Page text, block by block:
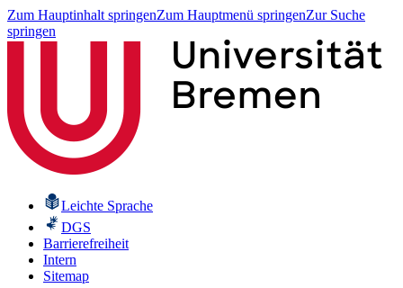
Zum Hauptinhalt springenZum Hauptmenü springenZur Suche
springen
Leichte Sprache
DGS
Barrierefreiheit
Intern
Sitemap